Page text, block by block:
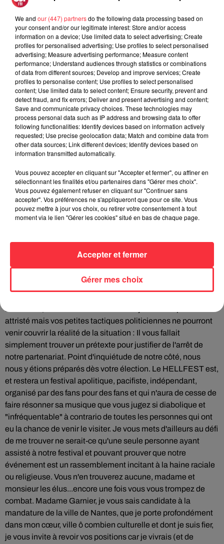
politisé, mais nous ne sommes et n'avons jamais été dupe
de vos intentions. Une interview de décembre 2015 sur la
chaine France 3 viendra confirmer nos propos. Vous
déclariez alors à l'époque : "Le Hellfest ? Je n'aime pas... "
[...]" "Vous êtes déjà allé au Hellfest ? Non parce que je
n'aime pas". Nul doute que vous aurez bien du mal à
convaincre les nombreux ligériens que votre intention
première était de consolider un partenariat avec notre
événement que vous percevez comme sataniste et violent.
Alors oui, je vous le redis : gardez vos subventions, nous, les
amoureux de musiques extrêmes, n'avons pas besoin de
recevoir des leçons de morales émanant de responsables
politiques n'ayant jamais pris le soin de visiter, de
de lui exiger une ligne de conduite. Ne pensez-vous pas que
ce sont à nous organisateurs et aux fidèles festivaliers
participants à l'événement de décider de ce qui est bon et ce
qui ne l'est pas pour notre événement dont vous ne
festival et à une communauté de passionnés de musiques,
quasi-totalité des habitants de Clisson louent le respect, la
Retailleau, vous faites fausse route et j'en suis le premier
attristé mais vos petites tactiques politiciennes ne pourront
venir couvrir la réalité de la situation : Il vous fallait
simplement trouver un prétexte pour justifier de l'arrêt de
notre partenariat. Point d'inquiétude de notre côté, nous
nous y étions préparés dès votre élection. Le HELLFEST est,
et restera un festival apolitique, pacifiste, indépendant,
organisé par des fans pour des fans et qui n'aura de cesse de
faire résonner sa musique que vous jugez si diabolique et
"infréquentable" à contrario de toutes les personnes qui ont
eu la chance de venir le visiter. Je vous mets d'ailleurs au défi
de me trouver ne serait-ce qu'une seule personne ayant
assisté à notre festival et pouvant prouver que notre
événement est un rassemblement incitant à la haine raciale
ou religieuse. Vous n'en trouverez aucune, madame et
monsieur les élus...encore une fois vous vous trompez de
combat. Madame Garnier, je vous sais candidate à la
mandature de la ville de Nantes, que je porte profondément
dans mon cœur, ville ô combien culturelle et dont je suis fier,
je vous invite à revoir vos positions car je vivrais (et de
We and our (447) partnersdo the following data processing based on
your consent and/or our legitimate interest: Store and/or access
information on a device; Use limited data to select advertising; Create
profiles for personalised advertising; Use profiles to select personalised
advertising; Measure advertising performance; Measure content
performance; Understand audiences through statistics or combinations
of data from different sources; Develop and improve services; Create
profiles to personalise content; Use profiles to select personalised
content; Use limited data to select content; Ensure security, prevent and
detect fraud, and fix errors; Deliver and present advertising and content;
Save and communicate privacy choices. These technologies may
process personal data such as IP address and browsing data to offer
following functionalities: Identify devices based on information actively
requested; Use precise geolocation data; Match and combine data from
other data sources; Link different devices; Identify devices based on
information transmitted automatically.
Vous pouvez accepter en cliquant sur "Accepter et fermer", ou affiner en
sélectionnant les finalités et/ou partenaires dans "Gérer mes choix".
Vous pouvez également refuser en cliquant sur "Continuer sans
accepter". Vos préférences ne s'appliqueront que pour ce site. Vous
pouvez mettre à jour vos choix, ou retirer votre consentement à tout
moment via le lien "Gérer les cookies" situé en bas de chaque page.
Gérer mes choix
Accepter et fermer